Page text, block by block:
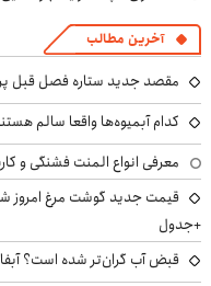
آخرین مطالب
مقصد جدید ستاره فصل قبل
کدام آبمیوه‌ها واقعا سالم
معرفی انواع المنت فشنگی و
+جدول
قبض آب گران‌تر شده است؟